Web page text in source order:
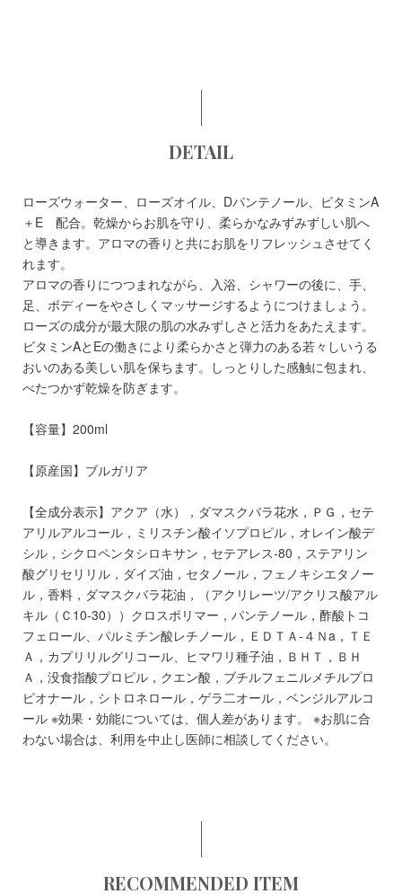
DETAIL
ローズウォーター、ローズオイル、Dパンテノール、ビタミンA
＋E 配合。 乾燥からお肌を守り、柔らかなみずみずしい肌へ
と導きます。 アロマの香りと共にお肌をリフレッシュさせてく
れます。
アロマの香りにつつまれながら、入浴、シャワーの後に、手、
足、ボディーをやさしくマッサージするようにつけましょう。
ローズの成分が最大限の肌の水みずしさと活力をあたえます。
ビタミンAとEの働きにより柔らかさと弾力のある若々しいうる
おいのある美しい肌を保ちます。しっとりした感触に包まれ、
べたつかず乾燥を防ぎます。
【容量】200ml
【原産国】ブルガリア
【全成分表示】アクア（水），ダマスクバラ花水，ＰＧ，セテ
アリルアルコール，ミリスチン酸イソプロピル，オレイン酸デ
シル，シクロペンタシロキサン，セテアレス-80，ステアリン
酸グリセリリル，ダイズ油，セタノール，フェノキシエタノー
ル，香料，ダマスクバラ花油，（アクリレーツ/アクリス酸アル
キル（Ｃ10-30））クロスポリマー，パンテノール，酢酸トコ
フェロール、パルミチン酸レチノール，ＥＤＴＡ-４Ｎa，ＴＥ
Ａ，カプリリルグリコール、ヒマワリ種子油，ＢＨＴ，ＢＨ
Ａ，没食指酸プロピル，クエン酸，ブチルフェニルメチルプロ
ピオナール，シトロネロール，ゲラ二オール，ベンジルアルコ
ール ※効果・効能については、個人差があります。 ※お肌に合
わない場合は、利用を中止し医師に相談してください。
RECOMMENDED ITEM